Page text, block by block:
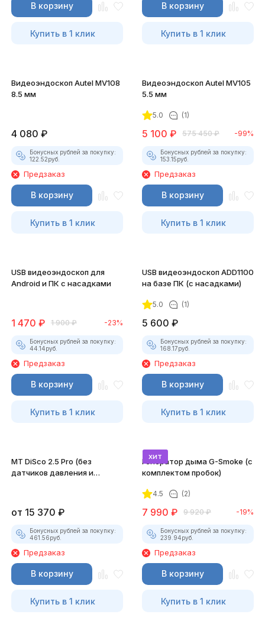
В корзину
Купить в 1 клик
В корзину
Купить в 1 клик
Видеоэндоскоп Autel MV108
8.5 мм
4 080 ₽
Бонусных рублей за покупку:
122.52руб.
Предзаказ
В корзину
Купить в 1 клик
Видеоэндоскоп Autel MV105
5.5 мм
5.0 (1)
5 100 ₽ 575 450 ₽ -99%
Бонусных рублей за покупку:
153.15руб.
Предзаказ
В корзину
Купить в 1 клик
USB видеоэндоскоп для
Android и ПК с насадками
1 470 ₽ 1 900 ₽ -23%
Бонусных рублей за покупку:
44.14руб.
Предзаказ
В корзину
Купить в 1 клик
USB видеоэндоскоп ADD1100
на базе ПК (с насадками)
5.0 (1)
5 600 ₽
Бонусных рублей за покупку:
168.17руб.
Предзаказ
В корзину
Купить в 1 клик
MT DiSco 2.5 Pro (без
датчиков давления и
от 15 370 ₽
Бонусных рублей за покупку:
461.56руб.
Предзаказ
В корзину
Купить в 1 клик
хит
Генератор дыма G-Smoke (c
комплектом пробок)
4.5 (2)
7 990 ₽ 9 920 ₽ -19%
Бонусных рублей за покупку:
239.94руб.
Предзаказ
В корзину
Купить в 1 клик